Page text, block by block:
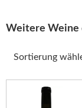
Weitere Weine
Sortierung